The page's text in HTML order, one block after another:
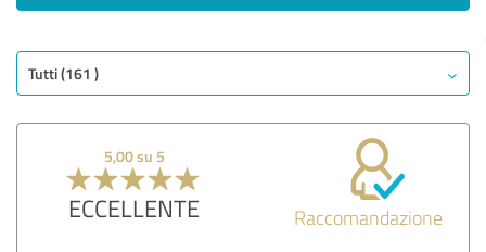
Tutti (161 )
5,00 su 5
ECCELLENTE Raccomandazione